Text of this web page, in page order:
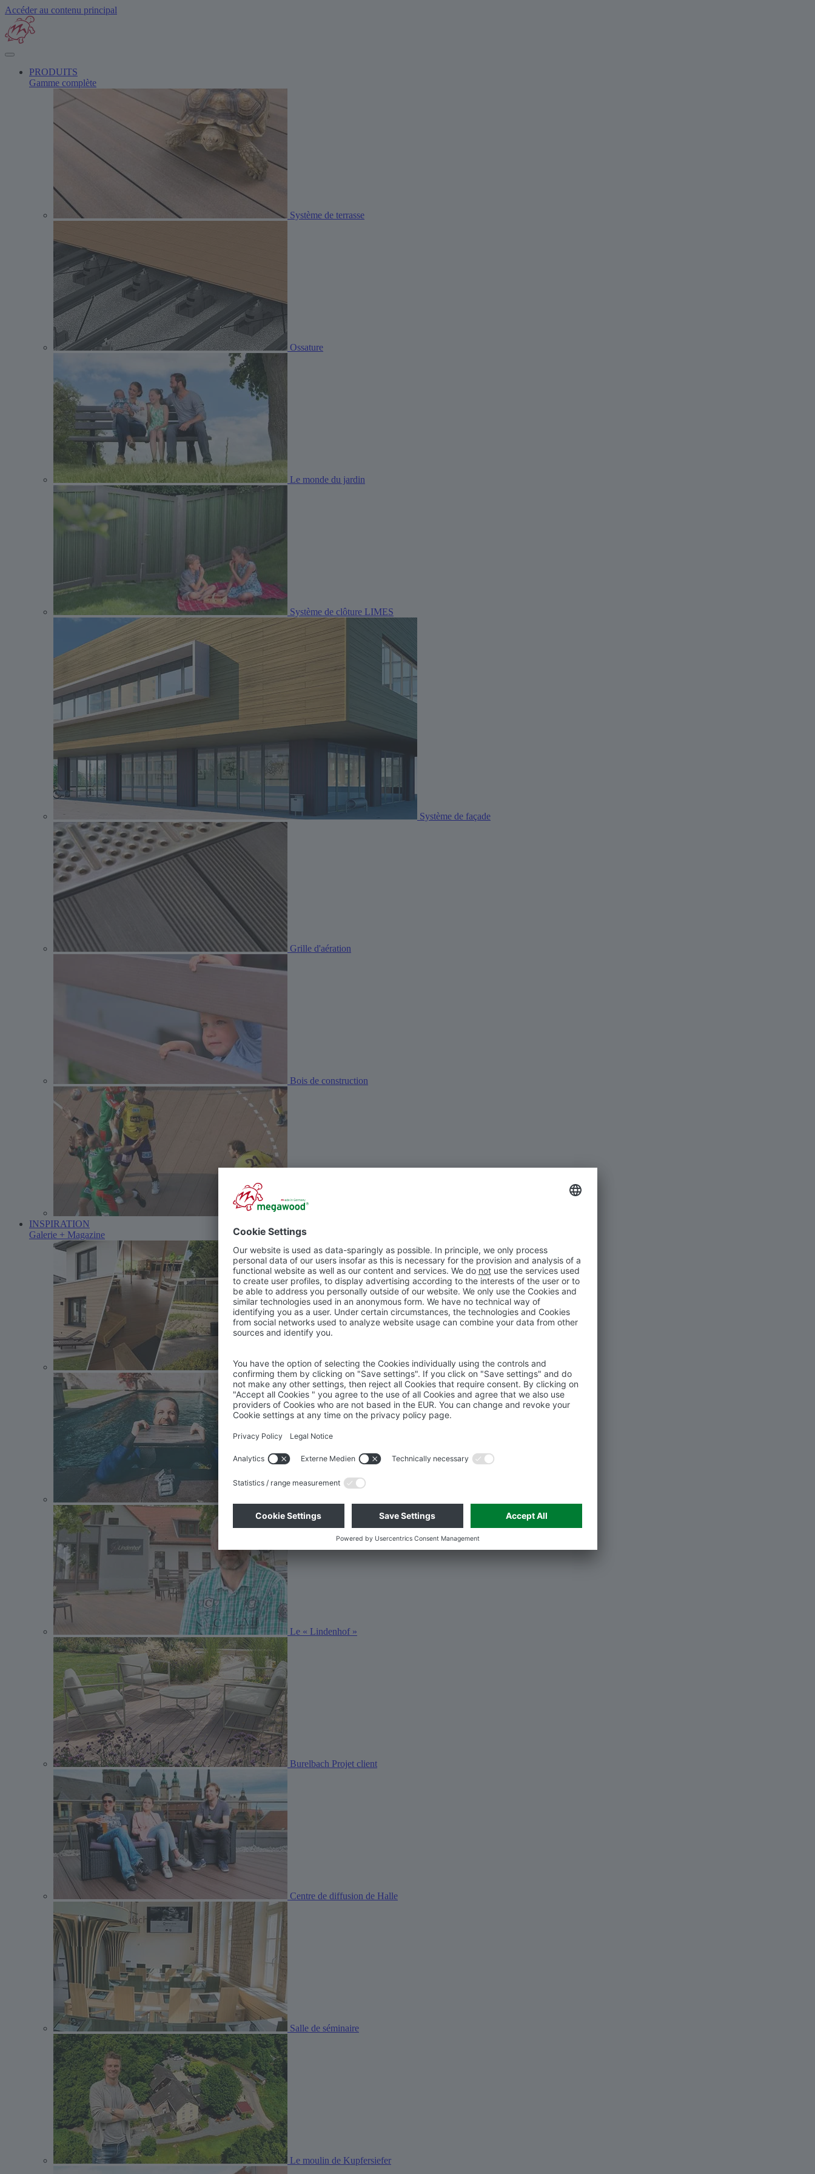
Accéder au contenu principal
PRODUITS
Gamme complète
Système de terrasse
Ossature
Le monde du jardin
Système de clôture LIMES
Système de façade
Grille d'aération
Bois de construction
Applications spéciales
INSPIRATION
Galerie + Magazine
Projets de référence
Le « Lindenhof »
Burelbach Projet client
Centre de diffusion de Halle
Salle de séminaire
Le moulin de Kupfersiefer